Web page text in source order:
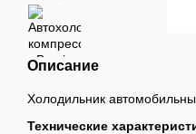
Описание
Холодильник
Технические